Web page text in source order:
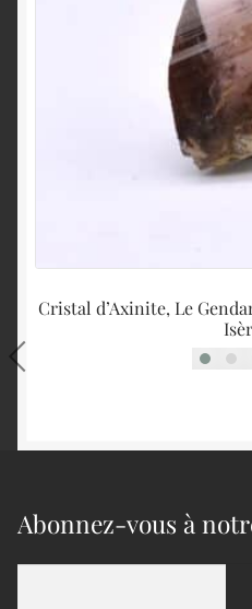
Cristal d’Axinite, Le
Abonnez-vous à